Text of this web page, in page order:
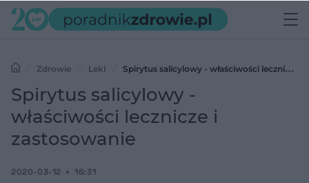
Zdrowie Leki
Spirytus salicylowy - właściwości lecznicze i
zastosowanie
Spirytus salicylowy -
właściwości lecznicze i
zastosowanie
2020-03-12 16:31